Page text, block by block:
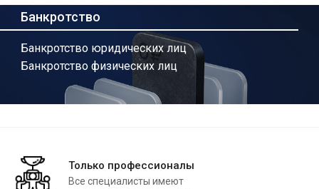
Банкротство
Банкротство юридических лиц
Банкротство физических лиц
Только профессионалы
Все специалисты имеют